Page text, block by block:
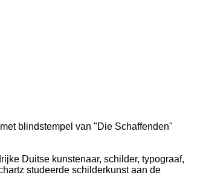
blindstempel van "Die Schaffenden"
Duitse kunstenaar, schilder, typograaf,
studeerde schilderkunst aan de